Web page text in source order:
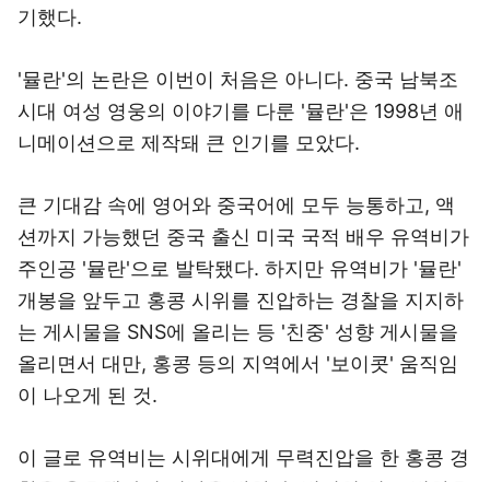
기했다.
'뮬란'의 논란은 이번이 처음은 아니다. 중국 남북조
시대 여성 영웅의 이야기를 다룬 '뮬란'은 1998년 애
니메이션으로 제작돼 큰 인기를 모았다.
큰 기대감 속에 영어와 중국어에 모두 능통하고, 액
션까지 가능했던 중국 출신 미국 국적 배우 유역비가
주인공 '뮬란'으로 발탁됐다. 하지만 유역비가 '뮬란'
개봉을 앞두고 홍콩 시위를 진압하는 경찰을 지지하
는 게시물을 SNS에 올리는 등 '친중' 성향 게시물을
올리면서 대만, 홍콩 등의 지역에서 '보이콧' 움직임
이 나오게 된 것.
이 글로 유역비는 시위대에게 무력진압을 한 홍콩 경